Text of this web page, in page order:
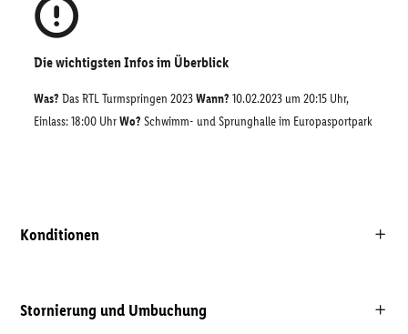
Die wichtigsten Infos im Überblick
Was? Das RTL Turmspringen 2023Wann? 10.02.2023 um 20:15 Uhr,
Einlass: 18:00 UhrWo? Schwimm- und Sprunghalle im Europasportpark
Konditionen
Stornierung und Umbuchung